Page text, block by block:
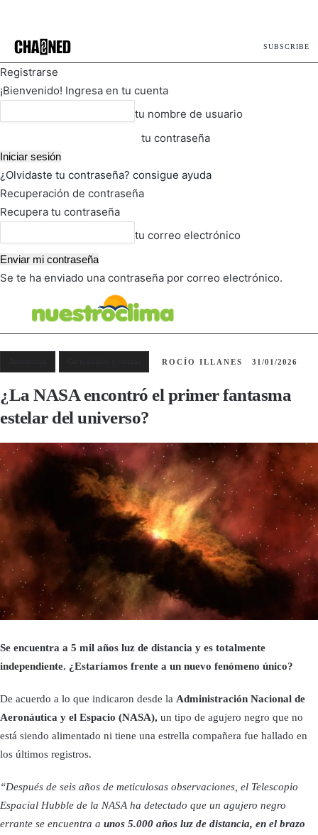
SUBSCRIBE
Registrarse
¡Bienvenido! Ingresa en tu cuenta
tu nombre de usuario
tu contraseña
¿Olvidaste tu contraseña? consigue ayuda
Recuperación de contraseña
Recupera tu contraseña
tu correo electrónico
Se te ha enviado una contraseña por correo electrónico.
ROCÍO ILLANES 31/01/2026
¿La NASA encontró el primer fantasma
estelar del universo?
Se encuentra a 5 mil años luz de distancia y es totalmente
independiente. ¿Estaríamos frente a un nuevo fenómeno único?
De acuerdo a lo que indicaron desde la Administración Nacional de
Aeronáutica y el Espacio (NASA), un tipo de agujero negro que no
está siendo alimentado ni tiene una estrella compañera fue hallado en
los últimos registros.
“Después de seis años de meticulosas observaciones, el Telescopio
Espacial Hubble de la NASA ha detectado que un agujero negro
errante se encuentra a unos 5.000 años luz de distancia, en el brazo